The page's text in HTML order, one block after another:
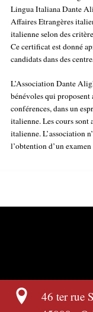
Lingua Italiana Dante
Affaires Etrangères
italienne selon des
Ce certificat est donné
candidats dans des
L’Association Dante
bénévoles qui proposent
conférences, dans un
italienne. Les cours sont
italienne. L’association
l’obtention d’un
46 ter rue